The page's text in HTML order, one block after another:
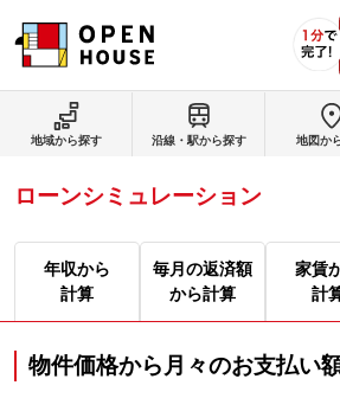
地域から探す 沿線・駅から探す 地図か
ローンシミュレーション
年収から
計算
毎月の返済額
から計算
家賃
計
物件価格から月々のお支払い